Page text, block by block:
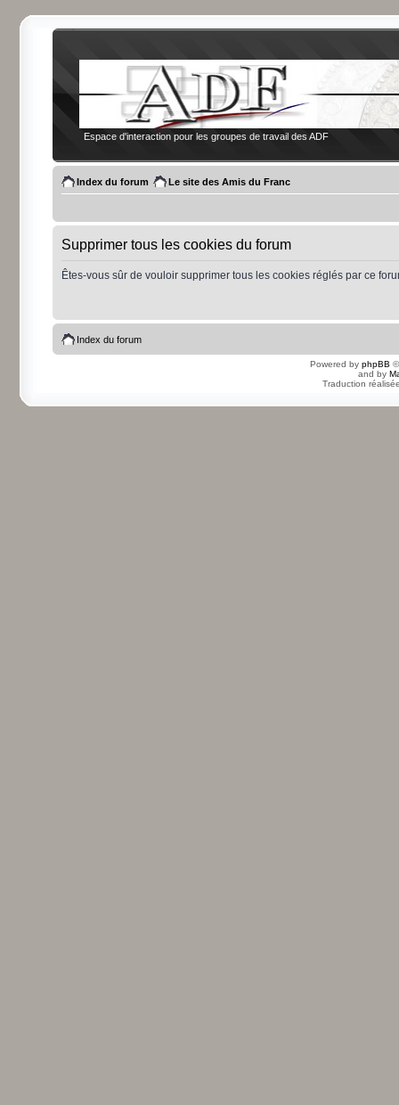
Espace d'interaction pour les groupes de travail des ADF
Index du forum Le site des Amis du Franc
Supprimer tous les cookies du forum
Êtes-vous sûr de vouloir supprimer tous les cookies réglés par ce
Index du forum
Powered by phpBB
and by
Traduction